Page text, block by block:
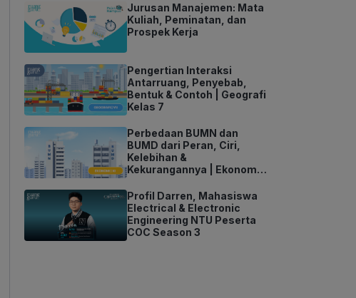
Jurusan Manajemen: Mata
Kuliah, Peminatan, dan
Prospek Kerja
Pengertian Interaksi
Antarruang, Penyebab,
Bentuk & Contoh | Geografi
Kelas 7
Perbedaan BUMN dan
BUMD dari Peran, Ciri,
Kelebihan &
Kekurangannya | Ekonomi
Profil Darren, Mahasiswa
Electrical & Electronic
Engineering NTU Peserta
COC Season 3